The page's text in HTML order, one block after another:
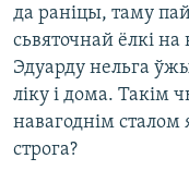
да раніцы, таму
сьвяточнай ёлкі
Эдуарду нельга
ліку і дома. Такім
навагоднім сталом
строга?